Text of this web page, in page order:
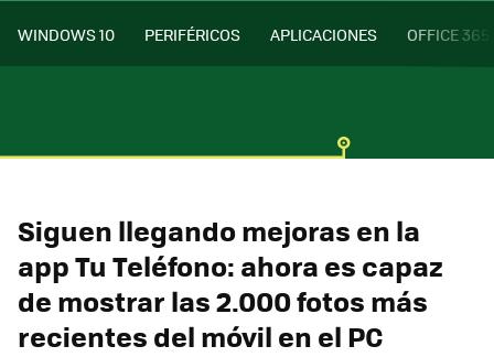
WINDOWS 10 PERIFÉRICOS APLICACIONES OFFICE 365
Siguen llegando mejoras en la
app Tu Teléfono: ahora es capaz
de mostrar las 2.000 fotos más
recientes del móvil en el PC